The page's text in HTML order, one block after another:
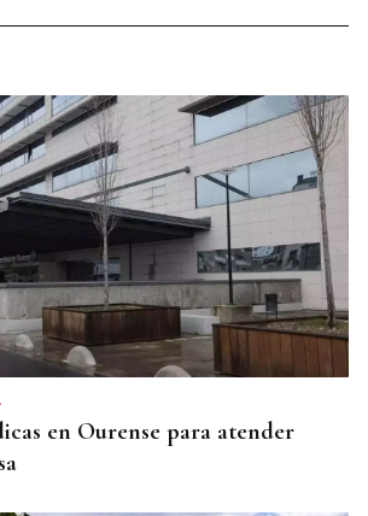
0-3 ante el Pontevedra en
por casa
en Ourense para atender